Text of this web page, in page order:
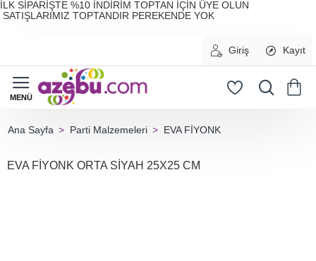
İLK SİPARİŞTE %10 İNDİRİM TOPTAN İÇİN ÜYE OLUN
SATIŞLARIMIZ TOPTANDIR PEREKENDE YOK
Giriş Kayıt
Parti Malzemeleri EVA FİYONK
EVA FİYONK ORTA SİYAH 25X25 CM